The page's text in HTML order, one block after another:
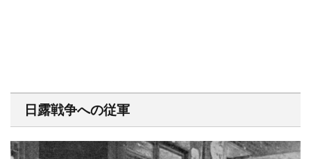
日露戦争への従軍